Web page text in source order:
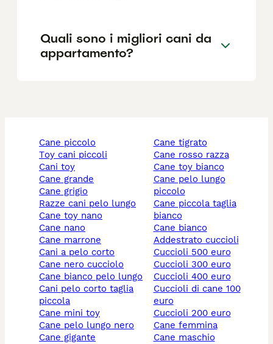
Quali sono i migliori cani da
appartamento?
cane piccolo
toy cani piccoli
cani toy
cane grande
cane grigio
razze cani pelo lungo
cane toy nano
cane nano
cane marrone
cani a pelo corto
cane nero cucciolo
cane bianco pelo lungo
cani pelo corto taglia
piccola
cane mini toy
cane pelo lungo nero
cane gigante
cane tigrato
cane rosso razza
cane toy bianco
cane pelo lungo
piccolo
cane piccola taglia
bianco
cane bianco
addestrato cuccioli
cuccioli 500 euro
cuccioli 300 euro
cuccioli 400 euro
cuccioli di cane 100
euro
cuccioli 200 euro
cane femmina
cane maschio